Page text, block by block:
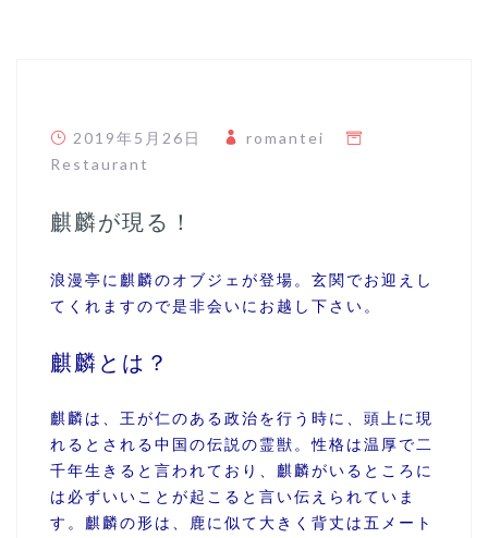
2019年5月26日
romantei
Restaurant
麒麟が現る！
浪漫亭に麒麟のオブジェが登場。玄関でお迎えし
てくれますので是非会いにお越し下さい。
麒麟とは？
麒麟は、王が仁のある政治を行う時に、頭上に現
れるとされる中国の伝説の霊獣。性格は温厚で二
千年生きると言われており、麒麟がいるところに
は必ずいいことが起こると言い伝えられていま
す。麒麟の形は、鹿に似て大きく背丈は五メート